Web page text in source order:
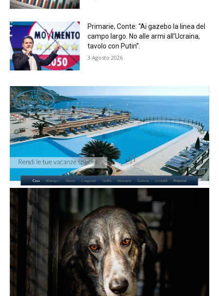
Primarie, Conte: “Ai gazebo la linea del
campo largo. No alle armi all’Ucraina,
tavolo con Putin”.
3 Agosto 2026